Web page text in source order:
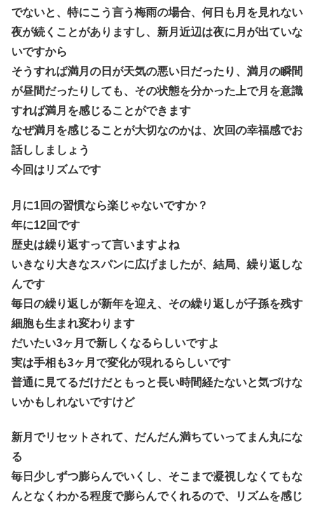
でないと、特にこう言う梅雨の場合、何日も月を見れない
夜が続くことがありますし、新月近辺は夜に月が出ていな
いですから
そうすれば満月の日が天気の悪い日だったり、満月の瞬間
が昼間だったりしても、その状態を分かった上で月を意識
すれば満月を感じることができます
なぜ満月を感じることが大切なのかは、次回の幸福感でお
話ししましょう
今回はリズムです
月に1回の習慣なら楽じゃないですか？
年に12回です
歴史は繰り返すって言いますよね
いきなり大きなスパンに広げましたが、結局、繰り返しな
んです
毎日の繰り返しが新年を迎え、その繰り返しが子孫を残す
細胞も生まれ変わります
だいたい3ヶ月で新しくなるらしいですよ
実は手相も3ヶ月で変化が現れるらしいです
普通に見てるだけだともっと長い時間経たないと気づけな
いかもしれないですけど
新月でリセットされて、だんだん満ちていってまん丸にな
る
毎日少しずつ膨らんでいくし、そこまで凝視しなくてもな
んとなくわかる程度で膨らんでくれるので、リズムを感じ